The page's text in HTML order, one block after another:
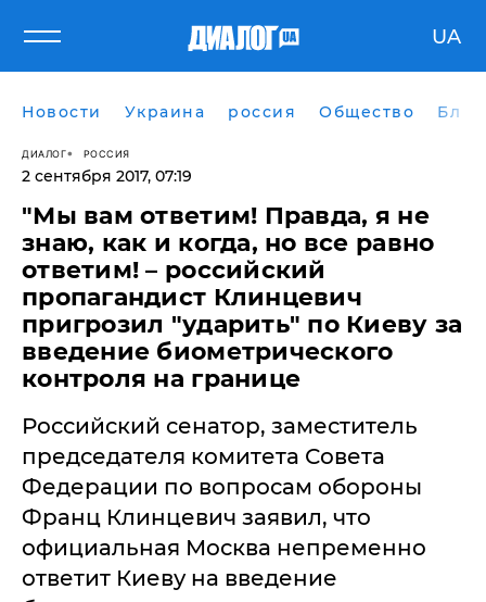
UA
Новости Украина россия Общество
ДИАЛОГ РОССИЯ
2 сентября 2017, 07:19
"Мы вам ответим! Правда, я не
знаю, как и когда, но все равно
ответим! – российский
пропагандист Клинцевич
пригрозил "ударить" по Киеву за
введение биометрического
контроля на границе
Российский сенатор, заместитель
председателя комитета Совета
Федерации по вопросам обороны
Франц Клинцевич заявил, что
официальная Москва непременно
ответит Киеву на введение